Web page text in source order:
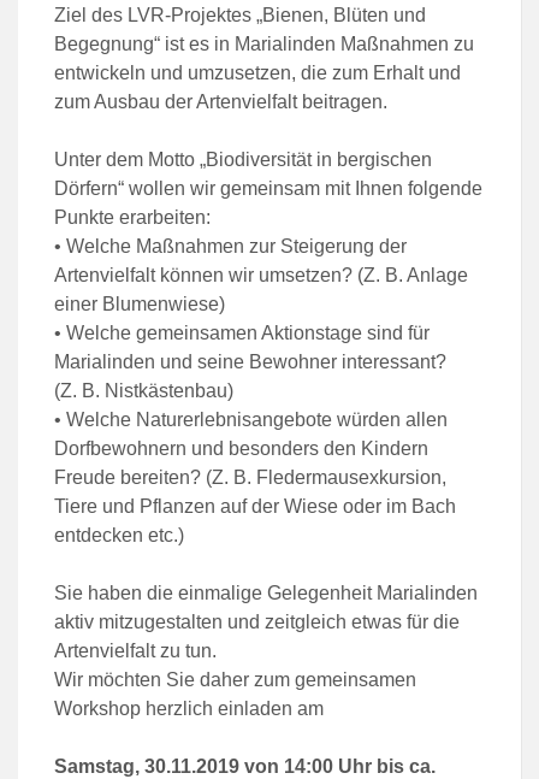
Ziel des LVR-Projektes „Bienen, Blüten und
Begegnung“ ist es in Marialinden Maßnahmen zu
entwickeln und umzusetzen, die zum Erhalt und
zum Ausbau der Artenvielfalt beitragen.
Unter dem Motto „Biodiversität in bergischen
Dörfern“ wollen wir gemeinsam mit Ihnen folgende
Punkte erarbeiten:
• Welche Maßnahmen zur Steigerung der
Artenvielfalt können wir umsetzen? (Z. B. Anlage
einer Blumenwiese)
• Welche gemeinsamen Aktionstage sind für
Marialinden und seine Bewohner interessant?
(Z. B. Nistkästenbau)
• Welche Naturerlebnisangebote würden allen
Dorfbewohnern und besonders den Kindern
Freude bereiten? (Z. B. Fledermausexkursion,
Tiere und Pflanzen auf der Wiese oder im Bach
entdecken etc.)
Sie haben die einmalige Gelegenheit Marialinden
aktiv mitzugestalten und zeitgleich etwas für die
Artenvielfalt zu tun.
Wir möchten Sie daher zum gemeinsamen
Workshop herzlich einladen am
Samstag, 30.11.2019 von 14:00 Uhr bis ca.